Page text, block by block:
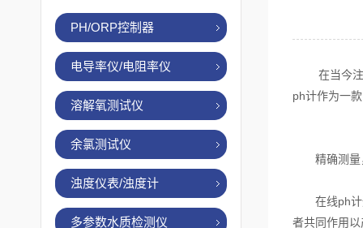
PH/ORP控制器
电导率仪/电阻率仪
溶解氧测试仪
余氯测试仪
浊度仪表/浊度计
多参数水质检测仪
在当今注重
ph计作为一
精确测量
在线ph计通
者共同作用